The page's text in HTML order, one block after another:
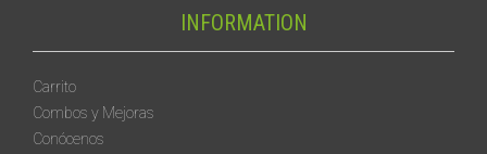
INFORMATION
Carrito
Combos y Mejoras
Conócenos